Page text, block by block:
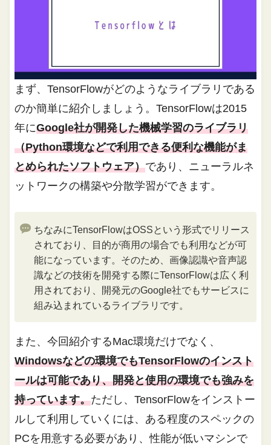
まず、TensorFlowがどのようなライブラリである
のか簡単に紹介しましょう。TensorFlowは2015
年にGoogle社が開発した機械学習のライブラリ
（Python環境などで利用できる便利な機能がま
とめられたソフトウェア）であり、ニューラルネ
ットワークの構築や分散学習ができます。
ちなみにTensorFlowはOSSという形式でリリース
されており、目的が商用の場合でも利用などが可
能になっています。そのため、画像認識や音声認
識などの技術を開発する際にTensorFlowは広く利
用されており、開発元のGoogle社でもサービスに
組み込まれているライブラリです。
また、今回紹介するMac環境だけでなく、
Windowsなどの環境でもTensorFlowのインスト
ールは可能であり、開発と使用の環境でも強みを
持っています。ただし、TensorFlowをインストー
ルして利用していくには、ある程度のスペックの
PCを用意する必要があり、性能が低いマシンで